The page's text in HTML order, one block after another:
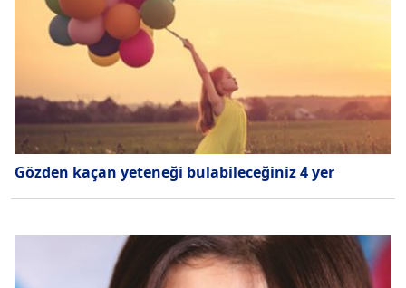
Gözden kaçan yeteneği bulabileceğiniz 4 yer